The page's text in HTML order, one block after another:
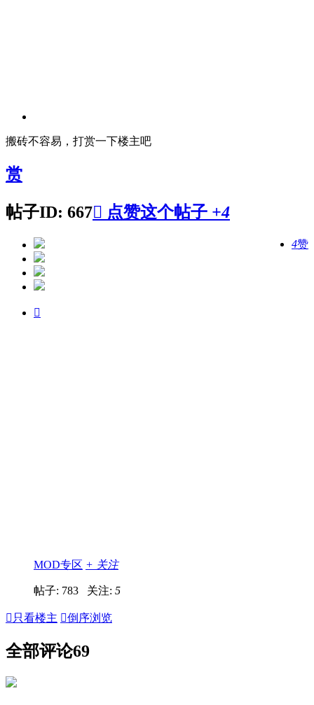
搬砖不容易，打赏一下楼主吧
赏
帖子ID: 667 点赞这个帖子 +4
4赞

MOD专区 + 关注
帖子: 783 关注: 5
 只看楼主 倒序浏览
全部评论69